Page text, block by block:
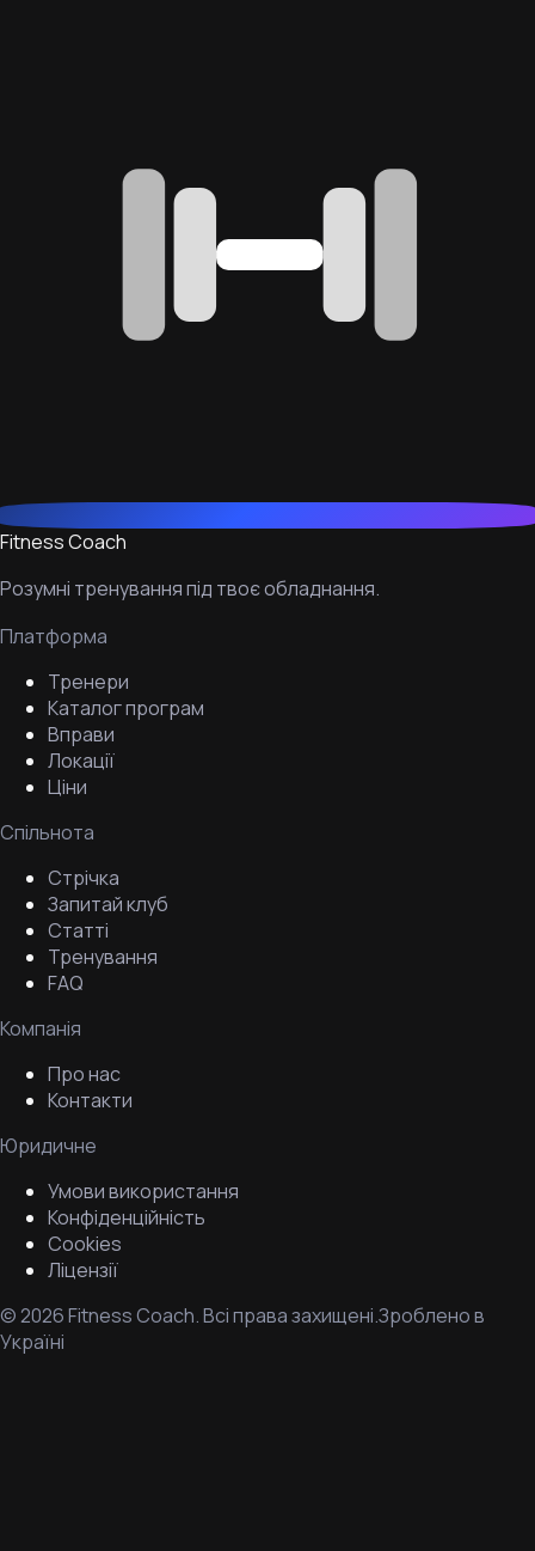
Fitness Coach
Розумні тренування під твоє обладнання.
Платформа
Тренери
Каталог програм
Вправи
Локації
Ціни
Спільнота
Стрічка
Запитай клуб
Статті
Тренування
FAQ
Компанія
Про нас
Контакти
Юридичне
Умови використання
Конфіденційність
Cookies
Ліцензії
©2026Fitness Coach.Всі права захищені.Зроблено в
Україні